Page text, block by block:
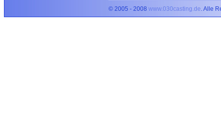
© 2005 - 2008 www.030casting.de. Alle